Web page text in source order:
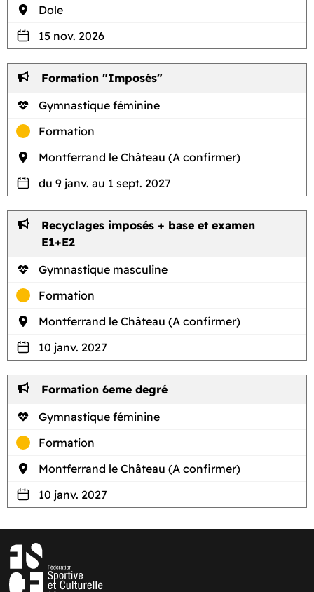
Dole
15 nov. 2026
Formation "Imposés"
Gymnastique féminine
Formation
Montferrand le Château (A confirmer)
du 9 janv. au 1 sept. 2027
Recyclages imposés + base et examen
E1+E2
Gymnastique masculine
Formation
Montferrand le Château (A confirmer)
10 janv. 2027
Formation 6eme degré
Gymnastique féminine
Formation
Montferrand le Château (A confirmer)
10 janv. 2027